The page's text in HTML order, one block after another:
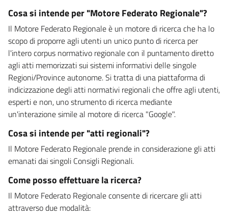
Cosa si intende per "Motore Federato Regionale"?
Il Motore Federato Regionale è un motore di ricerca che ha lo
scopo di proporre agli utenti un unico punto di ricerca per
l'intero corpus normativo regionale con il puntamento diretto
agli atti memorizzati sui sistemi informativi delle singole
Regioni/Province autonome. Si tratta di una piattaforma di
indicizzazione degli atti normativi regionali che offre agli utenti,
esperti e non, uno strumento di ricerca mediante
un'interazione simile al motore di ricerca "Google".
Cosa si intende per "atti regionali"?
Il Motore Federato Regionale prende in considerazione gli atti
emanati dai singoli Consigli Regionali.
Come posso effettuare la ricerca?
Il Motore Federato Regionale consente di ricercare gli atti
attraverso due modalità: